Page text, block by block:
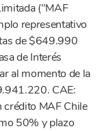
("MAF
representativo
de $649.990
de Interés
al momento de la
CAE:
MAF Chile
50% y plazo